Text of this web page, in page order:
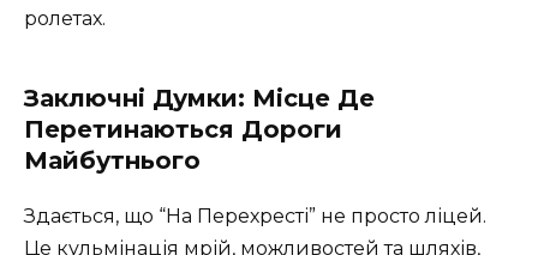
ролетах.
Заключні Думки: Місце Де
Перетинаються Дороги
Майбутнього
Здається, що “На Перехресті” не просто ліцей.
Це кульмінація мрій, можливостей та шляхів,